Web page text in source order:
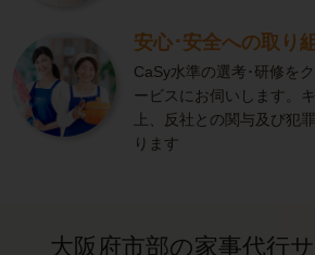
安心･安全への取り
CaSy水準の選考･研修を
ービスにお伺いします。
上、反社との関与及び犯
ります
大阪府市部の家事代行